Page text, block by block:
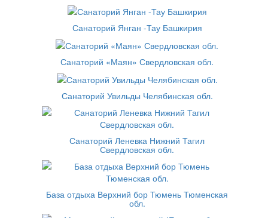
Санаторий Янган -Тау Башкирия
Санаторий «Маян» Свердловская обл.
Санаторий Увильды Челябинская обл.
Санаторий Леневка Нижний Тагил
Свердловская обл.
База отдыха Верхний бор Тюмень Тюменская
обл.